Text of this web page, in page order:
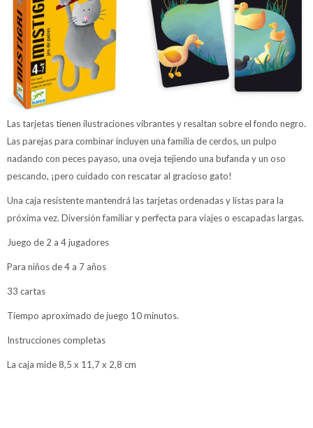
Las tarjetas tienen ilustraciones vibrantes y resaltan sobre el fondo negro.
Las parejas para combinar incluyen una familia de cerdos, un pulpo
nadando con peces payaso, una oveja tejiendo una bufanda y un oso
pescando, ¡pero cuidado con rescatar al gracioso gato!
Una caja resistente mantendrá las tarjetas ordenadas y listas para la
próxima vez. Diversión familiar y perfecta para viajes o escapadas largas.
Juego de 2 a 4 jugadores
Para niños de 4 a 7 años
33 cartas
Tiempo aproximado de juego 10 minutos.
Instrucciones completas
La caja mide 8,5 x 11,7 x 2,8 cm